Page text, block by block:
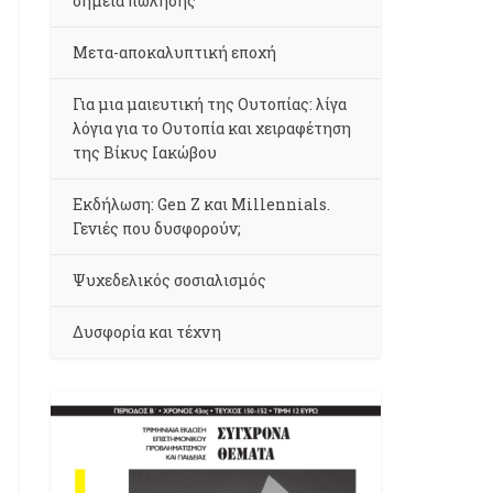
Μετα-αποκαλυπτική εποχή
Για μια μαιευτική της Ουτοπίας: λίγα
λόγια για το Ουτοπία και χειραφέτηση
της Βίκυς Ιακώβου
Εκδήλωση: Gen Z και Millennials.
Γενιές που δυσφορούν;
Ψυχεδελικός σοσιαλισμός
Δυσφορία και τέχνη